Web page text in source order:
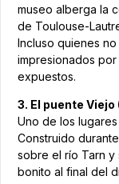
museo alberga la
de Toulouse-
Incluso quienes
impresionados
expuestos.
3. El puente Viejo
Uno de los
Construido
sobre el río Tarn y
bonito al final del